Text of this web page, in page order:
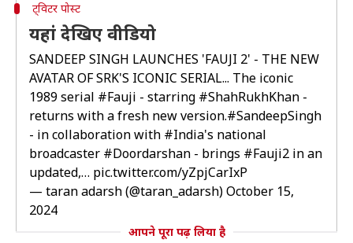
ट्विटर पोस्ट
यहां देखिए वीडियो
SANDEEP SINGH LAUNCHES 'FAUJI 2' - THE NEW
AVATAR OF SRK'S ICONIC SERIAL... The iconic
1989 serial #Fauji - starring #ShahRukhKhan -
returns with a fresh new version.#SandeepSingh
- in collaboration with #India's national
broadcaster #Doordarshan - brings #Fauji2 in an
updated,… pic.twitter.com/yZpjCarIxP
— taran adarsh (@taran_adarsh)October 15,
2024
आपने पूरा पढ़ लिया है